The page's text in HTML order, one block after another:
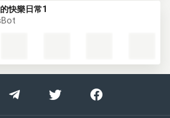
快樂日常1